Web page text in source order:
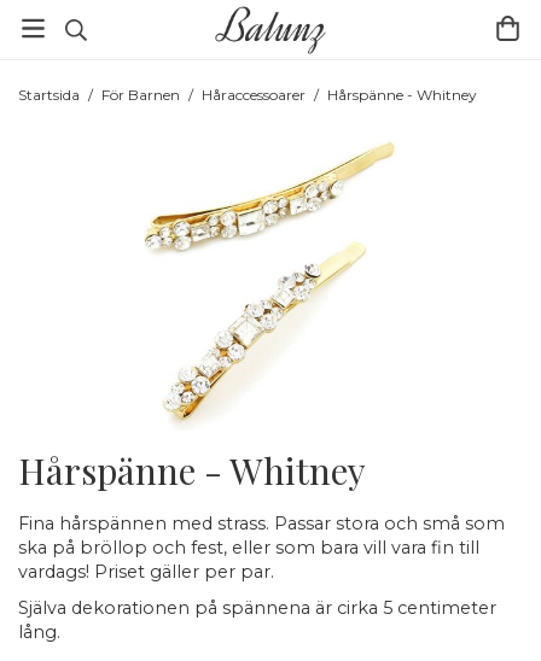
Startsida / För Barnen / Håraccessoarer / Hårspänne - Whitney
Hårspänne - Whitney
Fina hårspännen med strass. Passar stora och små som
ska på bröllop och fest, eller som bara vill vara fin till
vardags! Priset gäller per par.
Själva dekorationen på spännena är cirka 5 centimeter
lång.